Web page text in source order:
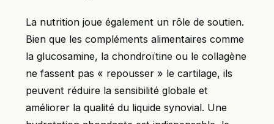
La nutrition joue également un rôle de soutien.
Bien que les compléments alimentaires comme
la glucosamine, la chondroïtine ou le collagène
ne fassent pas « repousser » le cartilage, ils
peuvent réduire la sensibilité globale et
améliorer la qualité du liquide synovial. Une